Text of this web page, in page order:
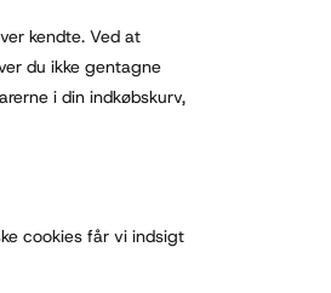
kendte. Ved at
du ikke gentagne
i din indkøbskurv,
cookies får vi indsigt